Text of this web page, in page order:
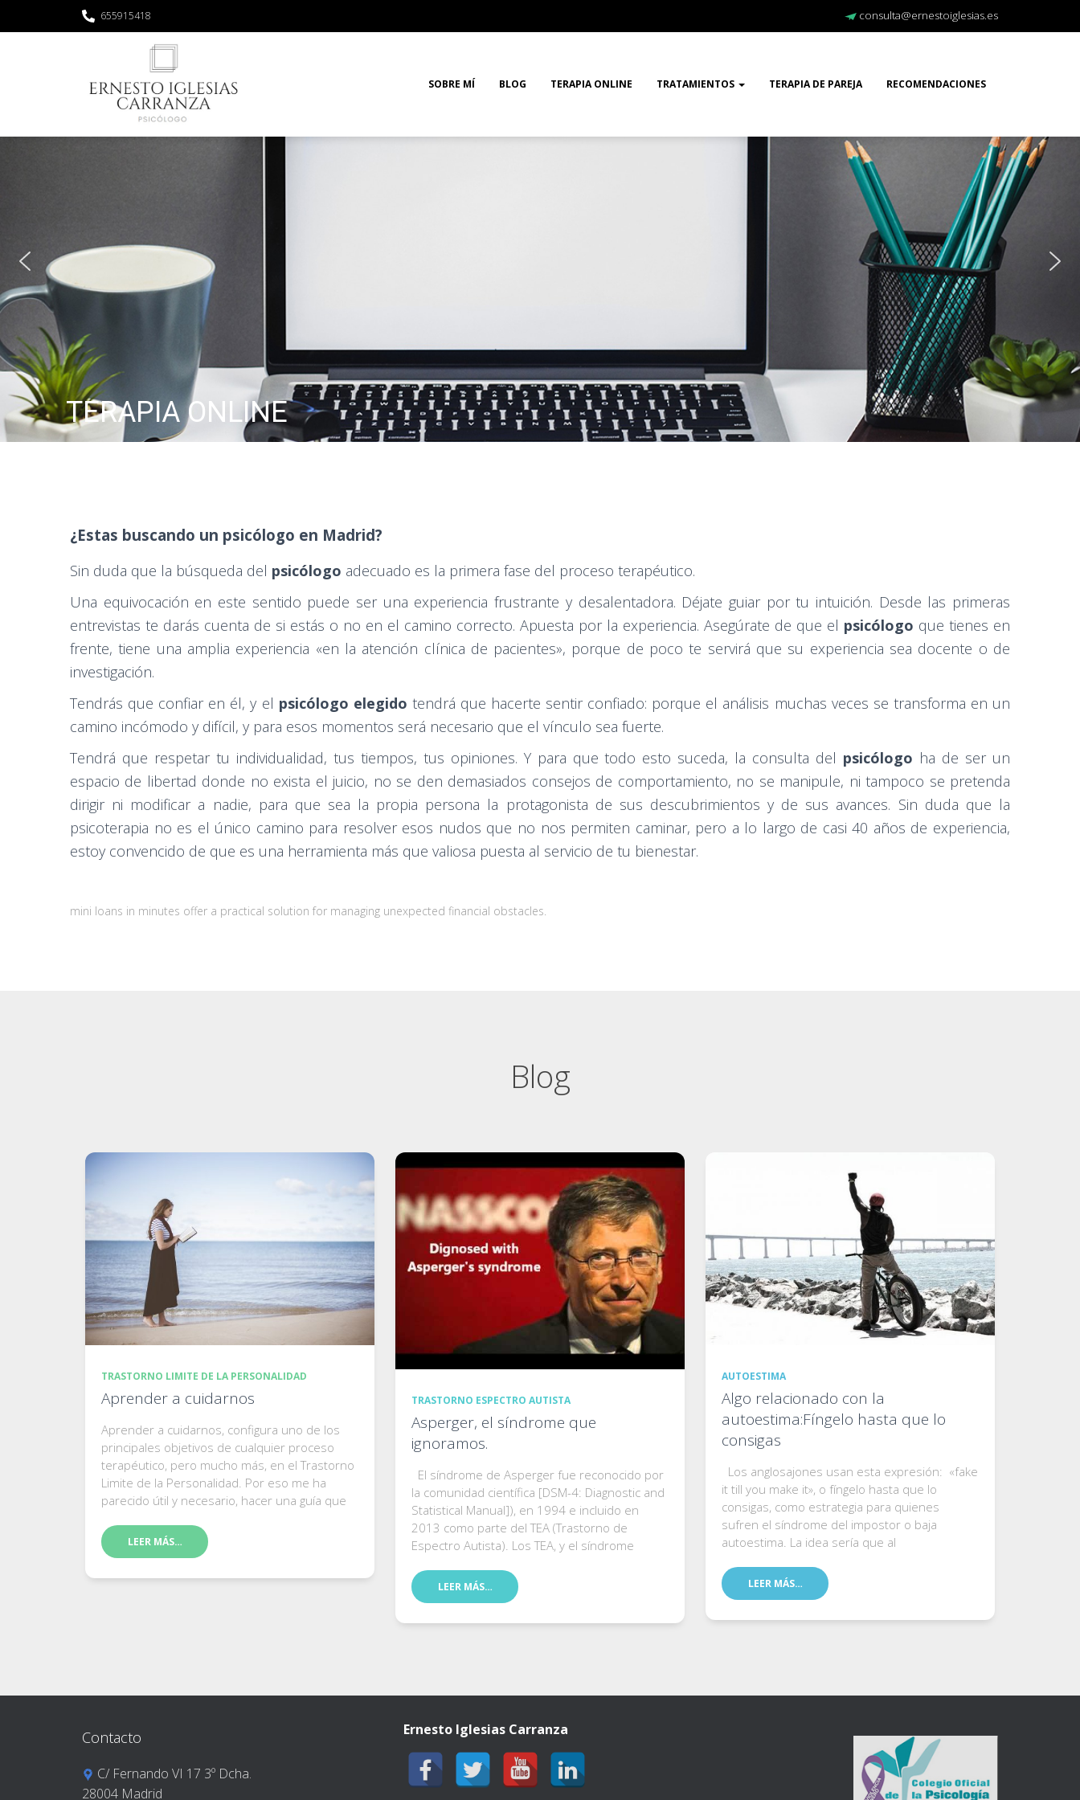
consulta@ernestoiglesias.es
655915418
SOBRE MÍ BLOG TERAPIA ONLINE TRATAMIENTOS TERAPIA DE PAREJA RECOMENDACIONES
TERAPIA ONLINE
¿Estas buscando un psicólogo en Madrid?
Sin duda que la búsqueda del psicólogo adecuado es la primera fase del proceso terapéutico.
Una equivocación en este sentido puede ser una experiencia frustrante y desalentadora. Déjate guiar por tu intuición. Desde las primeras
entrevistas te darás cuenta de si estás o no en el camino correcto. Apuesta por la experiencia. Asegúrate de que el psicólogo que tienes en
frente, tiene una amplia experiencia «en la atención clínica de pacientes», porque de poco te servirá que su experiencia sea docente o de
investigación.
Tendrás que confiar en él, y el psicólogo elegido tendrá que hacerte sentir confiado: porque el análisis muchas veces se transforma en un
camino incómodo y difícil, y para esos momentos será necesario que el vínculo sea fuerte.
Tendrá que respetar tu individualidad, tus tiempos, tus opiniones. Y para que todo esto suceda, la consulta del psicólogo ha de ser un
espacio de libertad donde no exista el juicio, no se den demasiados consejos de comportamiento, no se manipule, ni tampoco se pretenda
dirigir ni modificar a nadie, para que sea la propia persona la protagonista de sus descubrimientos y de sus avances. Sin duda que la
psicoterapia no es el único camino para resolver esos nudos que no nos permiten caminar, pero a lo largo de casi 40 años de experiencia,
estoy convencido de que es una herramienta más que valiosa puesta al servicio de tu bienestar.
mini loans in minutes offer a practical solution for managing unexpected financial obstacles.
Blog
TRASTORNO LIMITE DE LA PERSONALIDAD
Aprender a cuidarnos
Aprender a cuidarnos, configura uno de los
principales objetivos de cualquier proceso
terapéutico, pero mucho más, en el Trastorno
Limite de la Personalidad. Por eso me ha
parecido útil y necesario, hacer una guía que
LEER MÁS…
TRASTORNO ESPECTRO AUTISTA
Asperger, el síndrome que
ignoramos.
El síndrome de Asperger fue reconocido por
la comunidad científica [DSM-4: Diagnostic and
Statistical Manual]), en 1994 e incluido en
2013 como parte del TEA (Trastorno de
Espectro Autista). Los TEA, y el síndrome
LEER MÁS…
AUTOESTIMA
Algo relacionado con la
autoestima:Fíngelo hasta que lo
consigas
Los anglosajones usan esta expresión: «fake
it till you make it», o fíngelo hasta que lo
consigas, como estrategia para quienes
sufren el síndrome del impostor o baja
autoestima. La idea sería que al
LEER MÁS…
Contacto
C/ Fernando VI 17 3º Dcha.
28004 Madrid
Ernesto Iglesias Carranza